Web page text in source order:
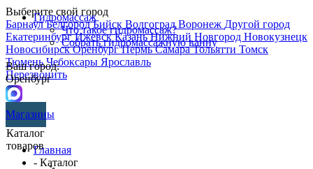
Выберите свой город
БарнаулБелгородБийск ВолгоградВоронеж Другой город
ЕкатеринбургИжевскКазаньНижний Новгород Новокузнецк
НовосибирскОренбургПермьСамараТольятти Томск
ТюменьЧебоксары Ярославль
Перезвонить
Гидромассаж
Что такое гидромассаж?
Собрать гидромассажную ванну
Ваш город:
Оренбург
Магазины
Каталог
товаровГлавная
- Каталог